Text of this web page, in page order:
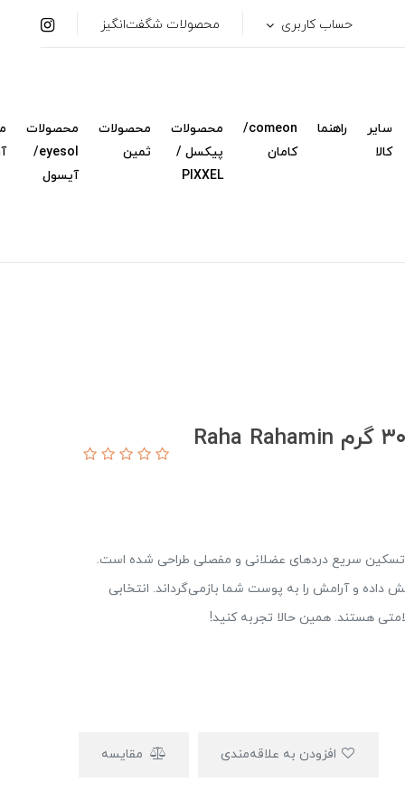
حساب کاربری محصولات شگفت‌انگیز
سایر
کالا
راهنما
comeon/
کامان
محصولات
پیکسل /
PIXXEL
محصولات
ثمین
محصولات
eyesol/
آیسول
پماد رهامین رها (پماد موضعی) ۳۰ گرم Raha Rahamin
تسکین سریع دردهای عضلانی و مفصلی طراحی شده است.
را کاهش داده و آرامش را به پوست شما بازمی‌گرداند. انتخابی
هستند. همین حالا تجربه کنید!
مقایسه